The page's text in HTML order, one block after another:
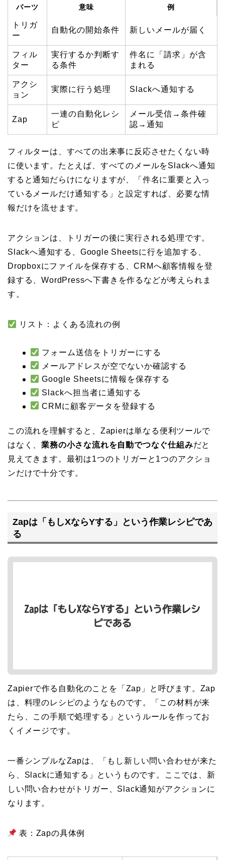
パーツ 意味 例
トリガ
ー
自動化の開始条件 新しいメールが届く
フィル
ター
実行するか判断す
る条件
件名に「請求」が含
まれる
アクシ
ョン
実際に行う処理 Slackへ通知する
Zap
一連の自動化レシ
ピ
メール受信→条件確
認→通知
フィルターは、すべての出来事に反応させたくない時
に使います。たとえば、すべてのメールをSlackへ通知
すると通知だらけになりますが、「件名に重要と入っ
ているメールだけ通知する」と設定すれば、必要な情
報だけを流せます。
アクションは、トリガーの後に実行される処理です。
Slackへ通知する、Google Sheetsに行を追加する、
Dropboxにファイルを保存する、CRMへ顧客情報を登
録する、WordPressへ下書きを作るなどが考えられま
す。
リスト：よくある流れの例
フォーム送信をトリガーにする
メールアドレスが空でないか確認する
Google Sheetsに情報を保存する
Slackへ担当者に通知する
CRMに顧客データを登録する
この流れを理解すると、Zapierは単なる便利ツールで
はなく、業務の小さな流れを自動でつなぐ仕組みだと
見えてきます。最初は1つのトリガーと1つのアクショ
ンだけで十分です。
Zapは「もしXならYする」という作業レシピであ
る
Zapierで作る自動化のことを「Zap」と呼びます。Zap
は、料理のレシピのようなものです。「この材料が来
たら、この手順で処理する」というルールを作ってお
くイメージです。
一番シンプルなZapは、「もし新しい問い合わせが来た
ら、Slackに通知する」というものです。ここでは、新
しい問い合わせがトリガー、Slack通知がアクションに
なります。
表：Zapの具体例